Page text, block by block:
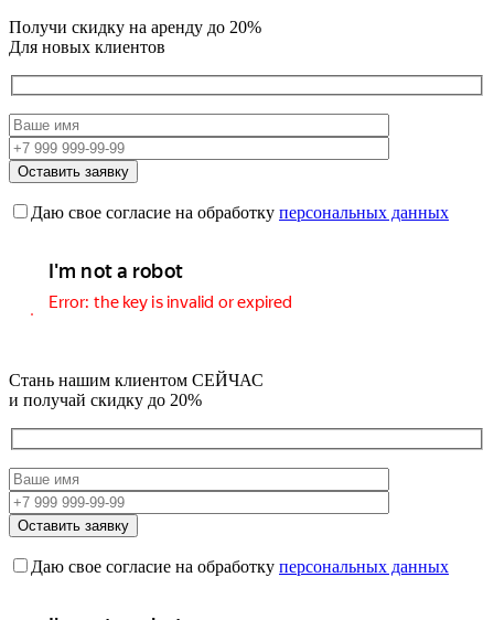
Получи скидку на аренду до 20%
Для новых клиентов
Даю свое согласие на обработку персональных данных
Стань нашим клиентом СЕЙЧАС
и получай скидку до 20%
Даю свое согласие на обработку персональных данных